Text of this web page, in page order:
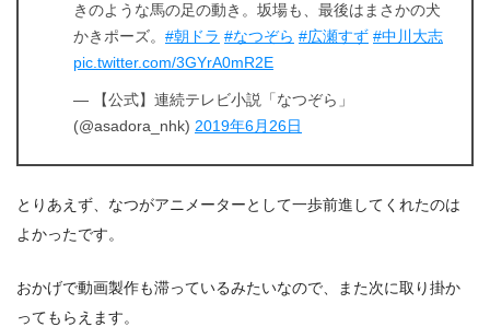
きのような馬の足の動き。坂場も、最後はまさかの犬
かきポーズ。 #朝ドラ #なつぞら #広瀬すず #中川大志
pic.twitter.com/3GYrA0mR2E
— 【公式】連続テレビ小説「なつぞら」
(@asadora_nhk) 2019年6月26日
とりあえず、なつがアニメーターとして一歩前進してくれたのは
よかったです。
おかげで動画製作も滞っているみたいなので、また次に取り掛か
ってもらえます。